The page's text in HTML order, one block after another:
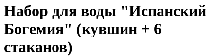
Набор для воды "Испанский
Богемия" (кувшин + 6
стаканов)